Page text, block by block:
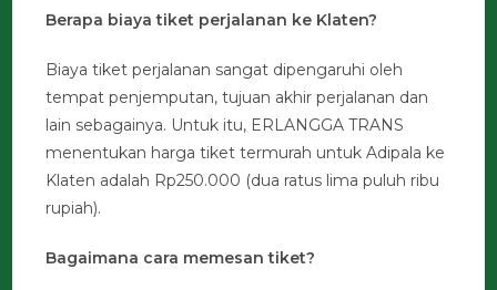
Berapa biaya tiket perjalanan ke Klaten?
Biaya tiket perjalanan sangat dipengaruhi oleh
tempat penjemputan, tujuan akhir perjalanan dan
lain sebagainya. Untuk itu, ERLANGGA TRANS
menentukan harga tiket termurah untuk Adipala ke
Klaten adalah Rp250.000 (dua ratus lima puluh ribu
rupiah).
Bagaimana cara memesan tiket?